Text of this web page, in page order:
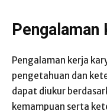
Pengalaman
Pengalaman kerja
pengetahuan dan
dapat diukur
kemampuan serta